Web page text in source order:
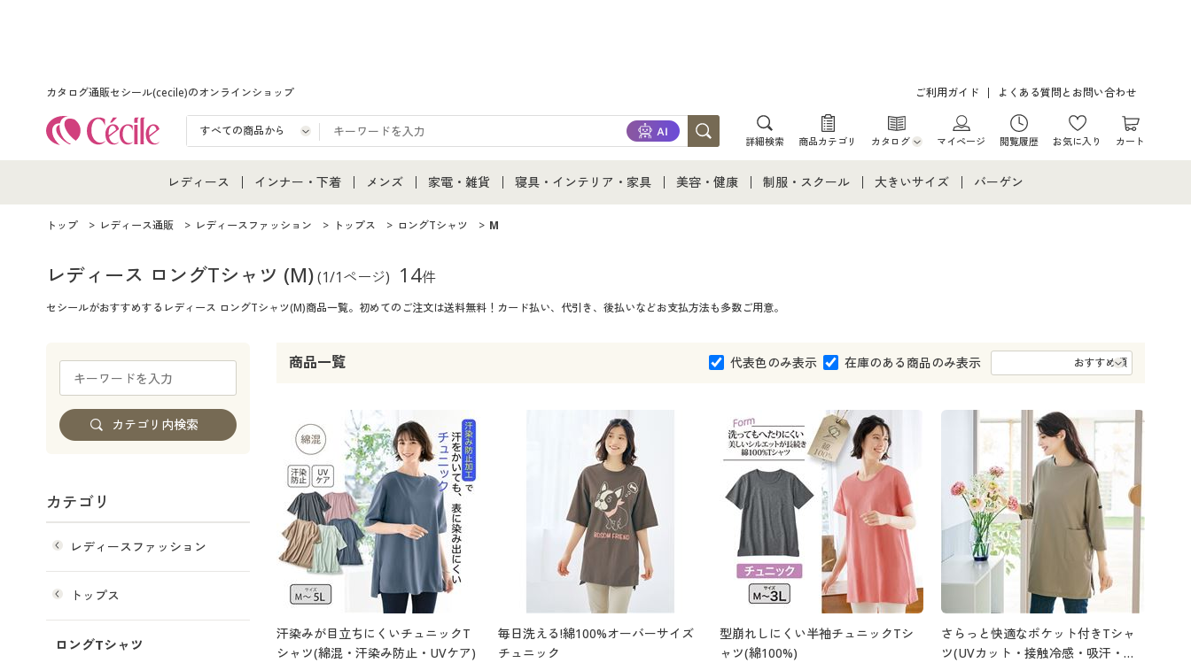
カタログ通販セシール(cecile)のオンラインショップ ご利用ガイド よくある質問とお問い合わせ
詳細検索 商品カテゴリ カタログ
カタログ・チラシからのご注文
マイページ 閲覧履歴 お気に入り カート
レディース
レディース通販すべて
レディースファッション
女性下着
インナー・下着
インナー・下着通販すべて
女性下着
メンズ下着
ジュニア・ティーンズ下着
メンズ
メンズ通販すべて
メンズファッション
メンズ下着
家電・雑貨
家電・雑貨すべて
キッチン・雑貨・日用品
寝具・インテリア・家具
寝具・ベッド
美容・健康 制服・スクール
ジュニア・ティーンズ下着
大きいサイズ
大きいサイズ メンズ
バーゲン
トップ レディース通販 レディースファッション トップス ロングTシャツ M
レディース ロングTシャツ (M)(1/1ページ) 14件
セシールがおすすめするレディース ロングTシャツ(M)商品一覧。初めてのご注文は送料無料！カード払い、代引き、後払いなどお支払方法も多数ご用意。
商品一覧 代表色のみ表示 在庫のある商品のみ表示
汗染みが目立ちにくいチュニックT
シャツ(綿混・汗染み防止・UVケア)
毎日洗える!綿100%オーバーサイズ
チュニック
型崩れしにくい半袖チュニックTシ
ャツ(綿100%)
さらっと快適なポケット付きTシャ
ツ(UVカット・接触冷感・吸汗・速
カテゴリ
レディースファッション
トップス
ロングTシャツ